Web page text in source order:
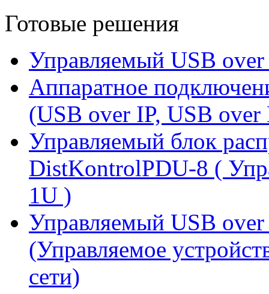
Готовые решения
Управляемый USB over
Аппаратное
(USB over IP, USB
Управляемый блок
DistKontrolPDU-8 (
1U )
Управляемый USB over
(Управляемое
сети)